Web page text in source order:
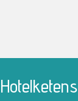
Hotelketens